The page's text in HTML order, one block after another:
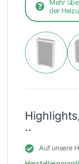
Mehr
der
..
Auf unsere